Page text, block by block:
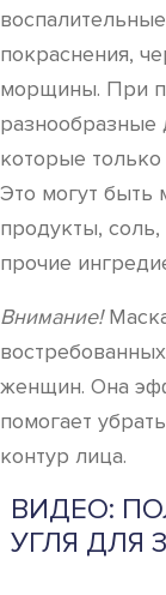
покраснения,
морщины. При
разнообразные
которые только
Это могут быть
продукты,
прочие
Внимание!
женщин. Она
помогает
контур лица.
ВИДЕО:
УГЛЯ ДЛЯ